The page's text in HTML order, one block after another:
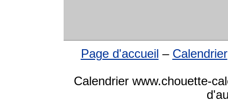
Page d'accueil – Calendrier
Calendrier www.chouette-